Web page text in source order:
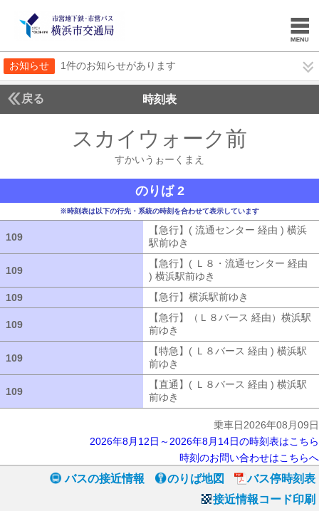
お知らせ 1件のお知らせがあります
戻る 時刻表
スカイウォーク前
すかいうぉーくまえ
のりば 2
※時刻表は以下の行先・系統の時刻を合わせて表示しています
109
【急行】( 流通センター 経由 ) 横浜
駅前ゆき
109
【急行】( Ｌ８・流通センター 経由
) 横浜駅前ゆき
109
【急行】横浜駅前ゆき
109
【急行】（Ｌ８バース 経由）横浜駅
前ゆき
109
【特急】( Ｌ８バース 経由 ) 横浜駅
前ゆき
109
【直通】( Ｌ８バース 経由 ) 横浜駅
前ゆき
乗車日2026年08月09日
2026年8月12日～2026年8月14日の時刻表はこちら
時刻のお問い合わせはこちらへ
バスの接近情報 のりば地図
バス停時刻表
接近情報コード印刷